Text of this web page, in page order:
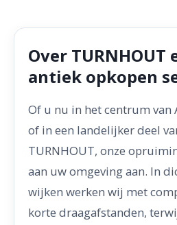
Over TURNHOUT
antiek opkopen
Of u nu in het centrum van
of in een landelijker deel
TURNHOUT, onze
aan uw omgeving aan. In
wijken werken wij met
korte draagafstanden,